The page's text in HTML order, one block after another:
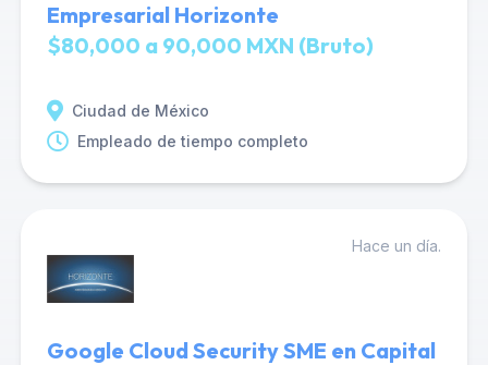
Empresarial Horizonte
$80,000 a 90,000 MXN (Bruto)
Ciudad de México
Empleado de tiempo completo
Hace un día.
Google Cloud Security SME en Capital